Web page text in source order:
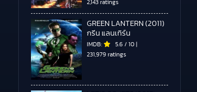
2,143 ratings
GREEN LANTERN (2011)
กรีน แลนเทิร์น
IMDB: 5.6 / 10 |
231,979 ratings